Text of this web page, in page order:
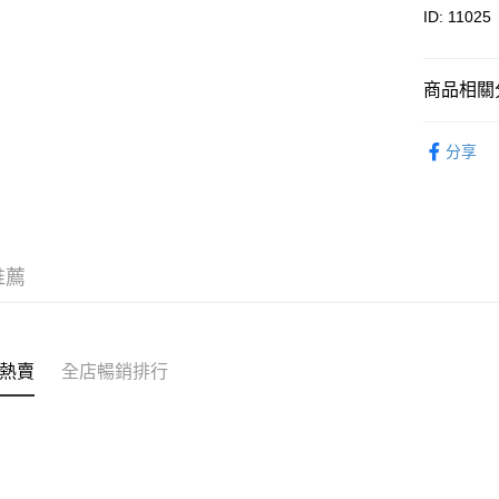
相關說明
時內將付
截圖並
送貨方式
物流公司
ID: 11025
商品相關
分享
薦
賣 全店暢銷排行